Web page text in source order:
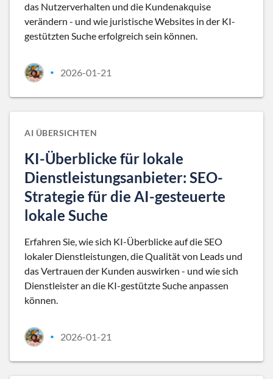
das Nutzerverhalten und die Kundenakquise
verändern - und wie juristische Websites in der KI-
gestützten Suche erfolgreich sein können.
• 2026-01-21
AI ÜBERSICHTEN
KI-Überblicke für lokale
Dienstleistungsanbieter: SEO-
Strategie für die AI-gesteuerte
lokale Suche
Erfahren Sie, wie sich KI-Überblicke auf die SEO
lokaler Dienstleistungen, die Qualität von Leads und
das Vertrauen der Kunden auswirken - und wie sich
Dienstleister an die KI-gestützte Suche anpassen
können.
• 2026-01-21